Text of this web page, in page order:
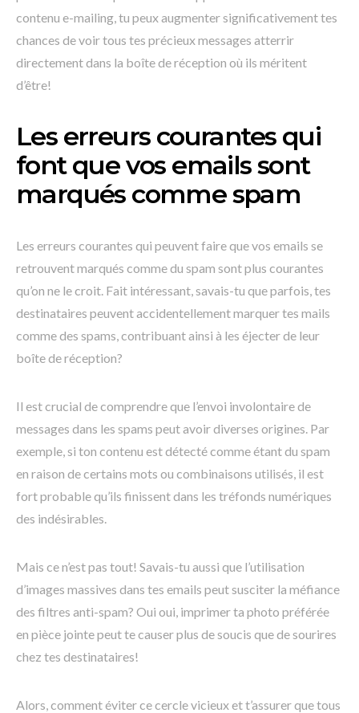
contenu e-mailing, tu peux augmenter significativement tes
chances de voir tous tes précieux messages atterrir
directement dans la boîte de réception où ils méritent
d’être!
Les erreurs courantes qui
font que vos emails sont
marqués comme spam
Les erreurs courantes qui peuvent faire que vos emails se
retrouvent marqués comme du spam sont plus courantes
qu’on ne le croit. Fait intéressant, savais-tu que parfois, tes
destinataires peuvent accidentellement marquer tes mails
comme des spams, contribuant ainsi à les éjecter de leur
boîte de réception?
Il est crucial de comprendre que l’envoi involontaire de
messages dans les spams peut avoir diverses origines. Par
exemple, si ton contenu est détecté comme étant du spam
en raison de certains mots ou combinaisons utilisés, il est
fort probable qu’ils finissent dans les tréfonds numériques
des indésirables.
Mais ce n’est pas tout! Savais-tu aussi que l’utilisation
d’images massives dans tes emails peut susciter la méfiance
des filtres anti-spam? Oui oui, imprimer ta photo préférée
en pièce jointe peut te causer plus de soucis que de sourires
chez tes destinataires!
Alors, comment éviter ce cercle vicieux et t’assurer que tous